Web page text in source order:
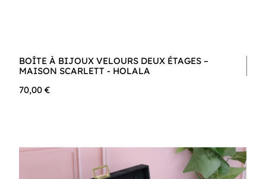
BOÎTE À BIJOUX VELOURS DEUX ÉTAGES –
MAISON SCARLETT - HOLALA
70,00 €